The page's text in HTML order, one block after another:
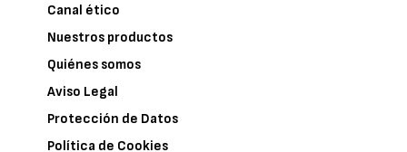
Canal ético
Nuestros productos
Quiénes somos
Aviso Legal
Protección de Datos
Política de Cookies